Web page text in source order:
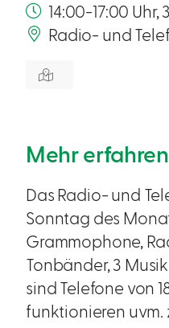
14:00-17:00
Radio- und
Mehr erfahren
Das Radio- und
Sonntag des
Grammophone,
Tonbänder, 3
sind Telefone von
funktionieren uvm.